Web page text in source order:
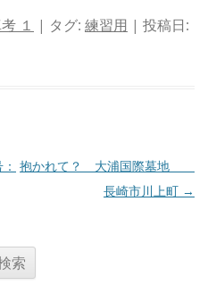
１ | タグ: 練習用 | 投稿日:
抱かれて？ 大浦国際墓地
長崎市川上町 →